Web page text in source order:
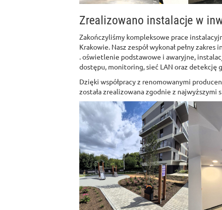
Zrealizowano instalacje w
Zakończyliśmy kompleksowe prace
Krakowie. Nasz zespół wykonał pełny
. oświetlenie podstawowe i awaryjne,
dostępu, monitoring, sieć LAN oraz detekcję
Dzięki współpracy z renomowanymi
została zrealizowana zgodnie z